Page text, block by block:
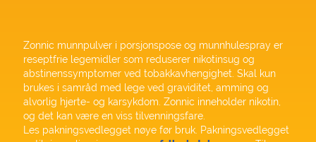
Zonnic munnpulver i porsjonspose og munnhulespray er
reseptfrie legemidler som reduserer nikotinsug og
abstinenssymptomer ved tobakkavhengighet. Skal kun
brukes i samråd med lege ved graviditet, amming og
alvorlig hjerte- og karsykdom. Zonnic inneholder nikotin,
og det kan være en viss tilvenningsfare.
Les pakningsvedlegget nøye før bruk. Pakningsvedlegget